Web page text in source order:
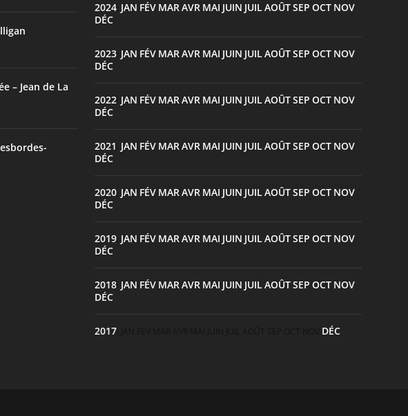
– Jean de La
2024: JAN FÉV MARAVR MAI JUIN JUILAOÛTSEP OCT NOV
DÉC
2023: JAN FÉV MARAVR MAI JUIN JUILAOÛTSEP OCT NOV
DÉC
2022: JAN FÉV MARAVR MAI JUIN JUILAOÛTSEP OCT NOV
DÉC
2021 JAN FÉV MARAVR MAI JUIN JUILAOÛTSEP OCT NOV
DÉC
2020: JAN FÉV MARAVR MAI JUIN JUILAOÛTSEP OCT NOV
DÉC
2019: JAN FÉV MARAVR MAI JUIN JUILAOÛTSEP OCT NOV
DÉC
2018: JAN FÉV MARAVR MAI JUIN JUILAOÛTSEP OCT NOV
DÉC
2017: DÉC